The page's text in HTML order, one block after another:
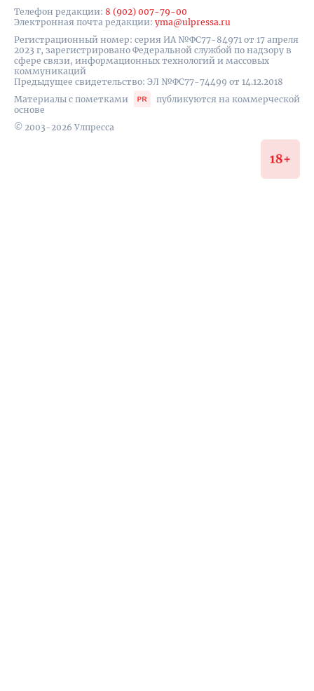
Телефон редакции: 8 (902) 007-79-00
Электронная почта редакции: yma@ulpressa.ru
Регистрационный номер: серия ИА №ФС77-84971 от 17 апреля
2023 г, зарегистрировано Федеральной службой по надзору в
сфере связи, информационных технологий и массовых
коммуникаций
Предыдущее свидетельство: ЭЛ №ФС77-74499 от 14.12.2018
Материалы с пометками
публикуются на коммерческой
основе
© 2003-2026 Улпресса